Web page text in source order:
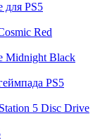
для PS5
Red
Midnight Black
PS5
5 Disc Drive